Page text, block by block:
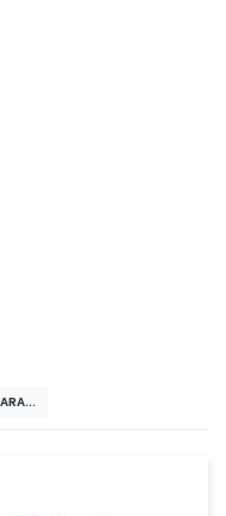
Com Estrutura Rígida,